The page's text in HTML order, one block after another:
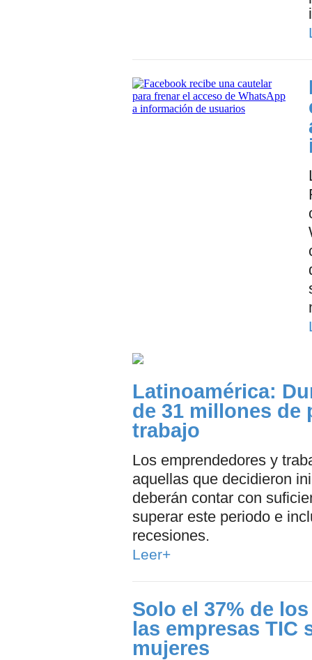
Latinoamérica:
de 31 millones de
trabajo
Los emprendedores y
aquellas que decidieron
deberán contar con
superar este periodo e
recesiones.
Leer+
Solo el 37% de
las empresas TIC
mujeres